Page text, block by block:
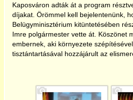
2022
2023
Kaposváron adták át a program
díjakat. Örömmel kell bejelentenünk,
Belügyminisztérium kitüntetésében
Imre polgármester vette át. Köszönet
embernek, aki környezete
tisztántartásával hozzájárult az